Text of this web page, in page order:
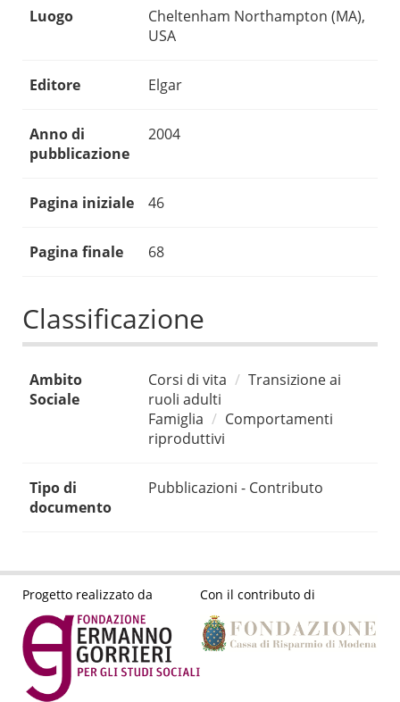
Luogo
Cheltenham Northampton (MA),
USA
Editore Elgar
Anno di
pubblicazione
2004
Pagina iniziale 46
Pagina finale 68
Classificazione
Ambito
Sociale
Corsi di vita
Transizione ai
ruoli adulti
Famiglia
Comportamenti
riproduttivi
Tipo di
documento
Pubblicazioni - Contributo
Progetto realizzato da Con il contributo di